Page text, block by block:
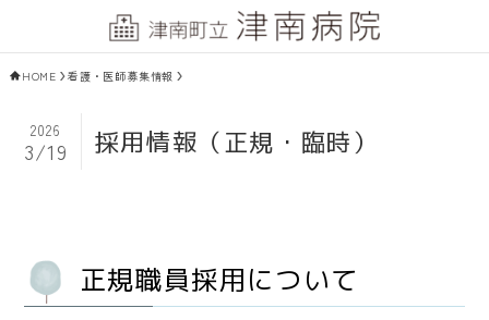
HOME 看護・医師募集情報
採用情報（正規・臨時）
2026
3/19
正規職員採用について